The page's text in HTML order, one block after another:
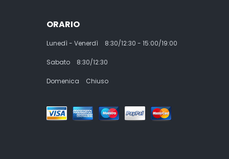
ORARIO
Lunedì - Venerdì 8:30/12:30 - 15:00/19:00
Sabato 8:30/12:30
Domenica Chiuso